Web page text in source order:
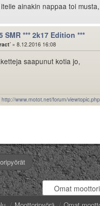
ainakin nappaa toi
SMR *** 2k17 Edition ***
» 8.12.2016 16:08
saapunut kotia jo,
http://www.motot.net/forum/